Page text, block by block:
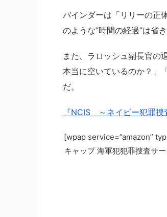
バインダーは「リリーの正
のような“時間の経過”は省
また、ラロッシュ副長官の
本当に空いているのか？」
だ。
『NCIS ～ネイビー犯罪捜
[wpap service=”amazon”
キャップ 海軍犯犯罪捜査サ